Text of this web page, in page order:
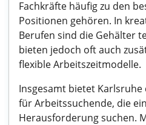
Fachkräfte häufig zu den
Positionen gehören. In
Berufen sind die Gehälter
bieten jedoch oft auch
flexible Arbeitszeitmodelle.
Insgesamt bietet
für Arbeitssuchende, die
Herausforderung suchen.